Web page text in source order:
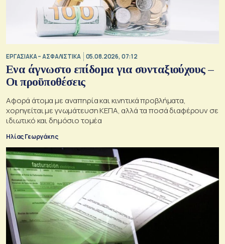
ΕΡΓΑΣΙΑΚΑ – ΑΣΦΑΛΙΣΤΙΚΑ 05.08.2026, 07:12
Ενα άγνωστο επίδομα για συνταξιούχους –
Οι προϋποθέσεις
Αφορά άτομα με αναπηρία και κινητικά προβλήματα,
χορηγείται με γνωμάτευση ΚΕΠΑ, αλλά τα ποσά διαφέρουν σε
ιδιωτικό και δημόσιο τομέα
Ηλίας Γεωργάκης